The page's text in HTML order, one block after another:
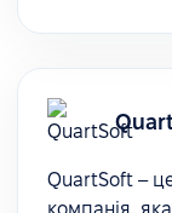
QuartSoft –
компанія,